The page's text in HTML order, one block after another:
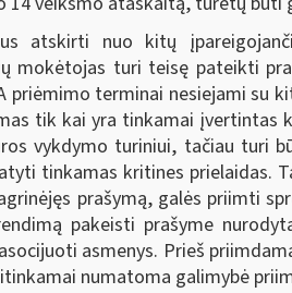
atskirti nuo kitų
mokėtojas turi teisę pateikti
priėmimo terminai nesiejami
tik kai yra tinkamai įvertintas
vykdymo turiniui, tačiau turi
tinkamas kritines prielaidas.
prašymą, galės priimti
pakeisti prašyme
asmenys. Prieš
numatoma galimybė